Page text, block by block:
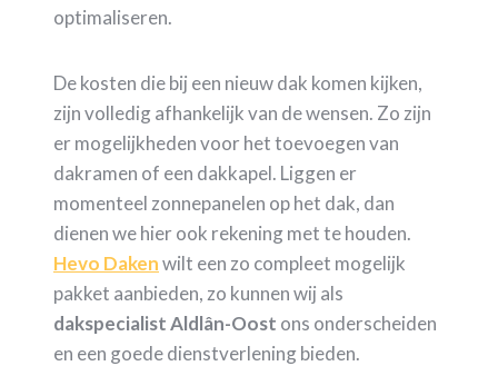
optimaliseren.
De kosten die bij een nieuw dak komen kijken,
zijn volledig afhankelijk van de wensen. Zo zijn
er mogelijkheden voor het toevoegen van
dakramen of een dakkapel. Liggen er
momenteel zonnepanelen op het dak, dan
dienen we hier ook rekening met te houden.
Hevo Dakenwilt een zo compleet mogelijk
pakket aanbieden, zo kunnen wij als
dakspecialist Aldlân-Oost ons onderscheiden
en een goede dienstverlening bieden.